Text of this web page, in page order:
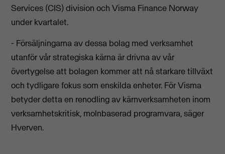
Services (CIS) division och Visma Finance Norway
under kvartalet.
- Försäljningarna av dessa bolag med verksamhet
utanför vår strategiska kärna är drivna av vår
övertygelse att bolagen kommer att nå starkare tillväxt
och tydligare fokus som enskilda enheter. För Visma
betyder detta en renodling av kärnverksamheten inom
verksamhetskritisk, molnbaserad programvara, säger
Hverven.